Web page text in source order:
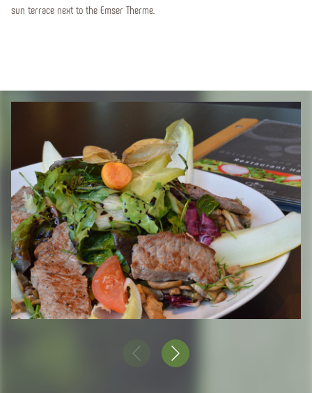
sun terrace next to the Emser Therme.